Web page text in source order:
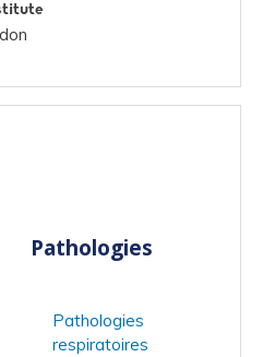
Pathologies
Pathologies
respiratoires